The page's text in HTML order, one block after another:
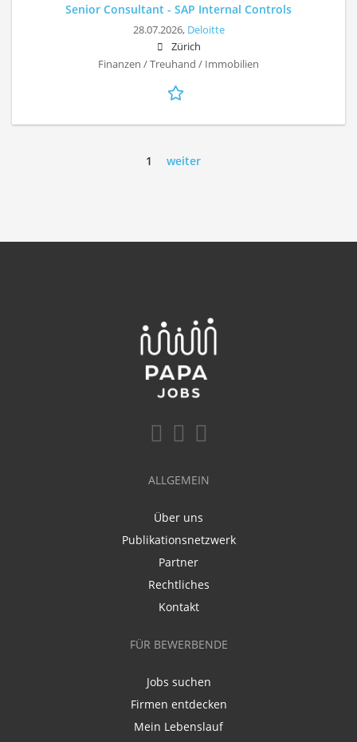
Senior Consultant - SAP Internal Controls
28.07.2026, Deloitte
Zürich
Finanzen / Treuhand / Immobilien
1 weiter
ALLGEMEIN
Über uns
Publikationsnetzwerk
Partner
Rechtliches
Kontakt
FÜR BEWERBENDE
Jobs suchen
Firmen entdecken
Mein Lebenslauf